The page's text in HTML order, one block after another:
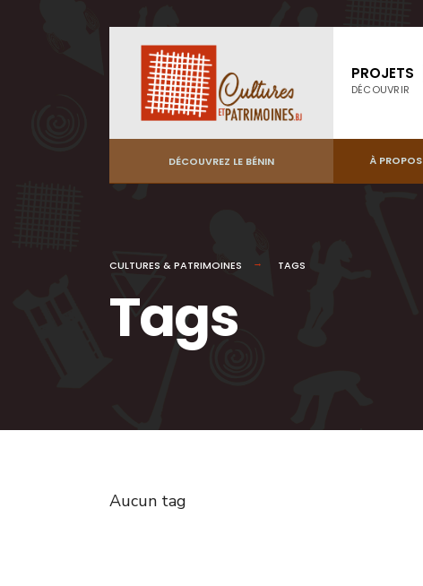
PROJETS
DÉCOUVRIR
DÉCOUVREZ LE BÉNIN À PROPOS
CULTURES & PATRIMOINES TAGS
Tags
Aucun tag